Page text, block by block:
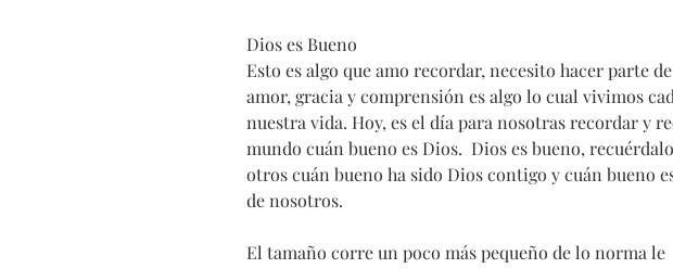
Dios es Bueno
Esto es algo que amo recordar, necesito hacer parte
amor, gracia y comprensión es algo lo cual vivimos
nuestra vida. Hoy, es el día para nosotras recordar y
mundo cuán bueno es Dios. Dios es bueno,
otros cuán bueno ha sido Dios contigo y cuán bueno
de nosotros.
El tamaño corre un poco más pequeño de lo norma le